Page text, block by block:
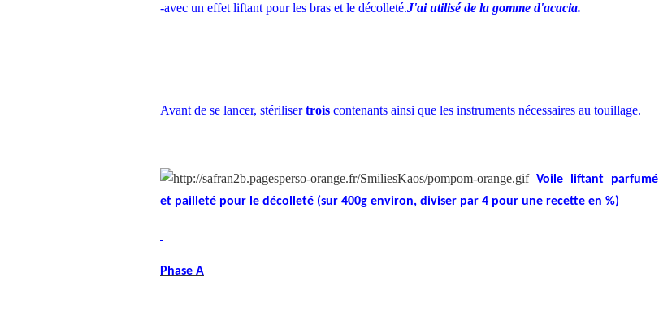
-avec un effet liftant pour les bras et le décolleté.J'ai utilisé de la gomme d'acacia.
Avant de se lancer, stérilisertrois contenants ainsi que les instruments nécessaires au touillage.
Voile liftant parfumé
et pailleté pour le décolleté (sur 400g environ, diviser par 4 pour une recette en %)
Phase A